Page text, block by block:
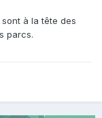
à la tête des
parcs.